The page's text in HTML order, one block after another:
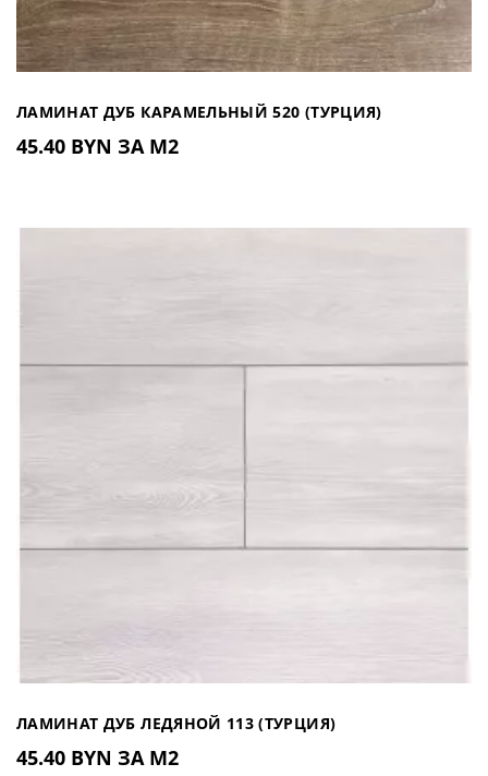
ЛАМИНАТ ДУБ КАРАМЕЛЬНЫЙ 520 (ТУРЦИЯ)
45.40 BYN ЗА М2
ЛАМИНАТ ДУБ ЛЕДЯНОЙ 113 (ТУРЦИЯ)
45.40 BYN ЗА М2